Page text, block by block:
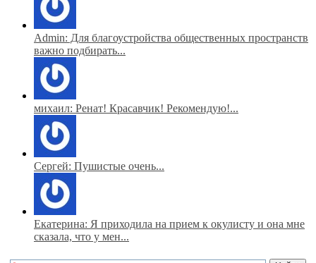
Admin: Для благоустройства общественных пространств
важно подбирать...
михаил: Ренат! Красавчик! Рекомендую!...
Сергей: Пушистые очень...
Екатерина: Я приходила на прием к окулисту и она мне
сказала, что у мен...